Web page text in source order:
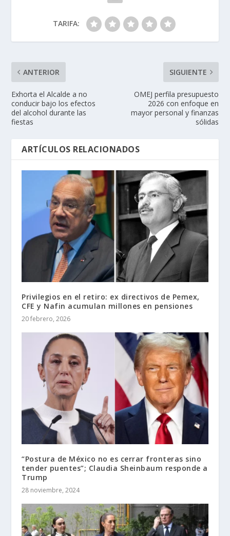
TARIFA:
ANTERIOR
Exhorta el Alcalde a no
conducir bajo los efectos
del alcohol durante las
fiestas
SIGUIENTE
OMEJ perfila presupuesto
2026 con enfoque en
mayor personal y finanzas
sólidas
ARTÍCULOS RELACIONADOS
Privilegios en el retiro: ex directivos de Pemex,
CFE y Nafin acumulan millones en pensiones
20 febrero, 2026
“Postura de México no es cerrar fronteras sino
tender puentes”; Claudia Sheinbaum responde a
Trump
28 noviembre, 2024